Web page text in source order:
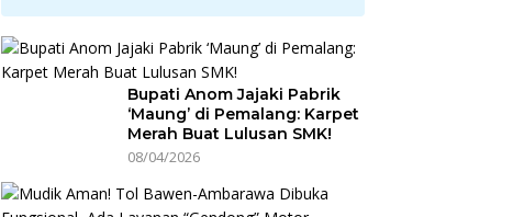
Bupati Anom Jajaki Pabrik
‘Maung’ di Pemalang: Karpet
Merah Buat Lulusan SMK!
08/04/2026